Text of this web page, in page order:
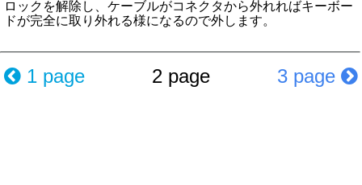
ロックを解除し、ケーブルがコネクタから外れればキーボー
ドが完全に取り外れる様になるので外します。
1 page 2 page 3 page